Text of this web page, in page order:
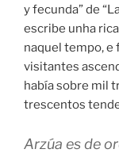
y fecunda” de
escribe unha
naquel tempo, e
visitantes
había sobre mil
trescentos
Arzúa es de